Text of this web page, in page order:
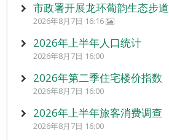
市政署开展龙环葡韵生态步
2026年8月7日 16:16
2026年上半年人口统计
2026年8月7日 16:00
2026年第二季住宅楼价指数
2026年8月7日 16:00
2026年上半年旅客消费调查
2026年8月7日 16:00